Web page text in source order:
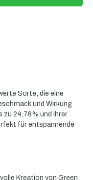
Sorte, die eine
und Wirkung
zu 24,78% und ihrer
für entspannende
Kreation von Green